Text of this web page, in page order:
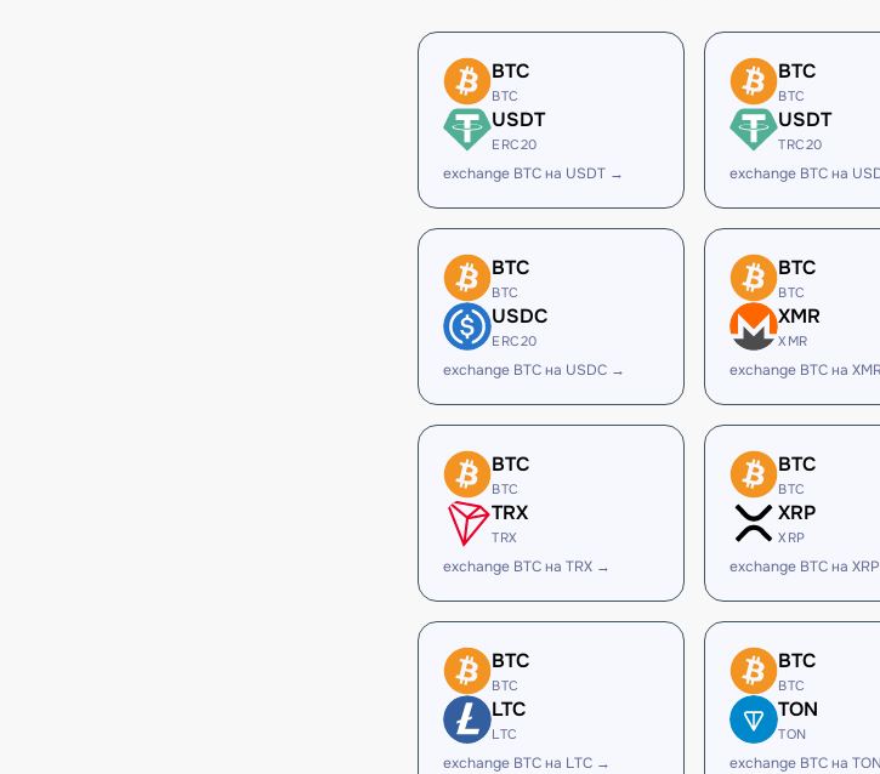
BTC
BTC
USDT
ERC20
exchange BTC на USDT →
BTC
BTC
USDT
TRC20
exchange BTC на
BTC
BTC
USDC
ERC20
exchange BTC на USDC →
BTC
BTC
XMR
XMR
exchange BTC на
BTC
BTC
TRX
TRX
exchange BTC на TRX →
BTC
BTC
XRP
XRP
exchange BTC на
BTC
BTC
LTC
LTC
exchange BTC на LTC →
BTC
BTC
TON
TON
exchange BTC на